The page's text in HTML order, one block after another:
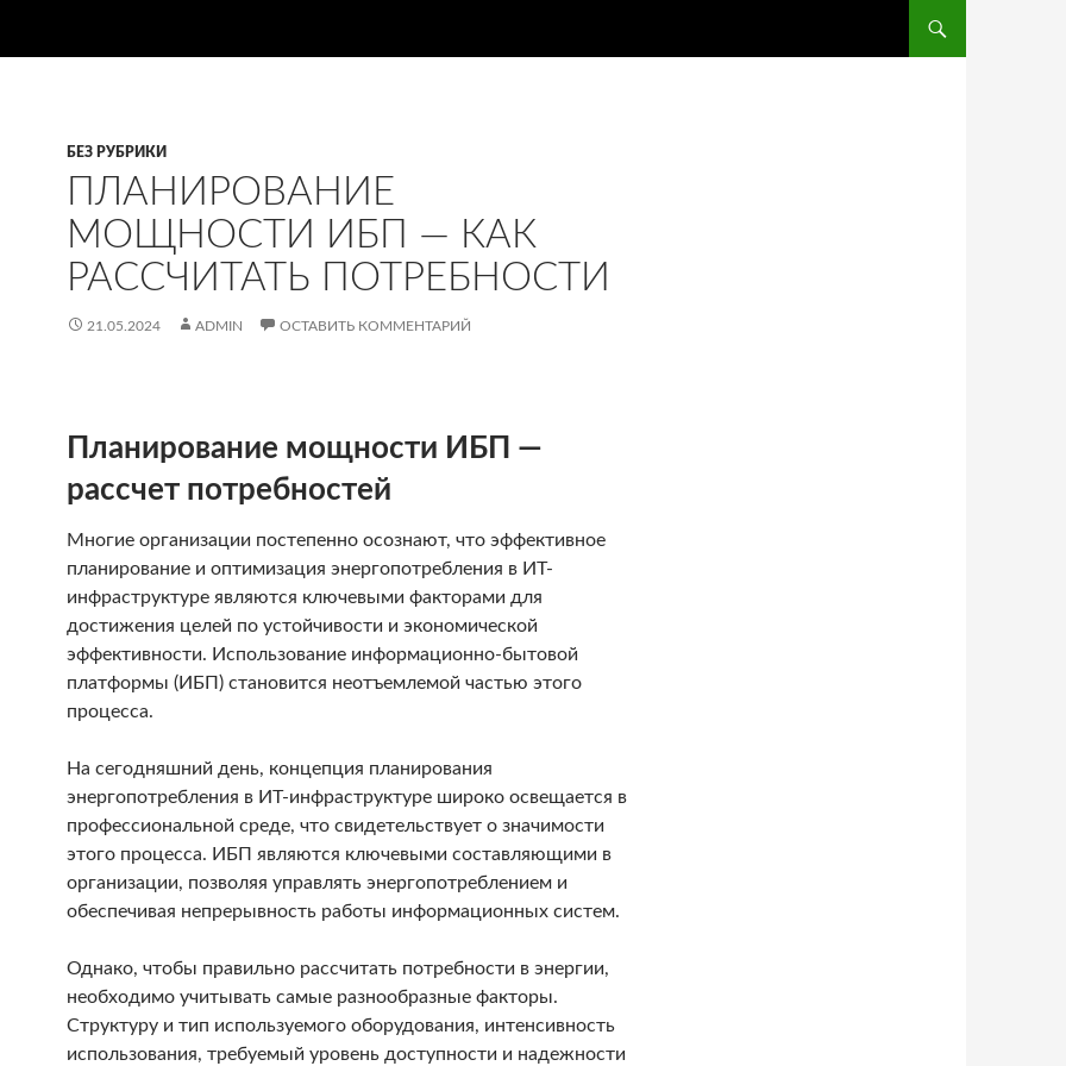
БЕЗ РУБРИКИ
ПЛАНИРОВАНИЕ
МОЩНОСТИ ИБП — КАК
РАССЧИТАТЬ ПОТРЕБНОСТИ
21.05.2024 ADMIN ОСТАВИТЬ КОММЕНТАРИЙ
Планирование мощности ИБП —
рассчет потребностей
Многие организации постепенно осознают, что эффективное
планирование и оптимизация энергопотребления в ИТ-
инфраструктуре являются ключевыми факторами для
достижения целей по устойчивости и экономической
эффективности. Использование информационно-бытовой
платформы (ИБП) становится неотъемлемой частью этого
процесса.
На сегодняшний день, концепция планирования
энергопотребления в ИТ-инфраструктуре широко освещается в
профессиональной среде, что свидетельствует о значимости
этого процесса. ИБП являются ключевыми составляющими в
организации, позволяя управлять энергопотреблением и
обеспечивая непрерывность работы информационных систем.
Однако, чтобы правильно рассчитать потребности в энергии,
необходимо учитывать самые разнообразные факторы.
Структуру и тип используемого оборудования, интенсивность
использования, требуемый уровень доступности и надежности